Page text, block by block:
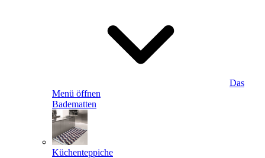
Das
Menü öffnen
Badematten
Küchenteppiche